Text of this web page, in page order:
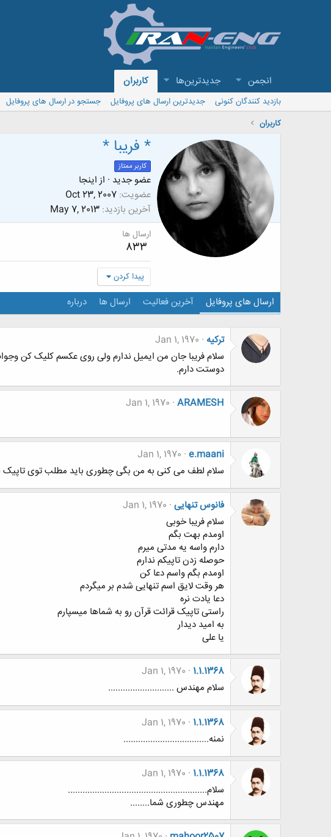
انجمن جدیدترین‌ها کاربران
بازدید کنندگان کنونی جدیدترین ارسال های پروفایل
جستجو در ارسال های پروفایل
کاربران
* فریبا *
کاربر ممتاز
عضو جدید · از اینجا
عضویت Oct 23, 2007
آخرین بازدید May 7, 2013
ارسال ها
833
پیدا کردن
ارسال های پروفایل آخرین فعالیت ارسال ها درباره
ترکیه Jan 1, 1970
سلام فریبا جان من ایمیل ندارم ولی روی عکسم کلیک کن
دوستت دارم.
ARAMESH
Jan 1, 1970
e.maani
Jan 1, 1970
سلام لطف می کنی به من بگی چطوری باید مطلب توی تاپیک
فانوس تنهایی Jan 1, 1970
سلام فریبا خوبی
اومدم بهت بگم
دارم واسه یه مدتی میرم
حوصله زدن تاپیکم ندارم
اومدم بگم واسم دعا کن
هر وقت لایق اسم تنهایی شدم بر میگردم
دعا یادت نره
راستی تاپیک قرائت قرآن رو به شماها میسپارم
به امید دیدار
یا علی
1.1.1368
Jan 1, 1970
سلام مهندس ...........................
1.1.1368
Jan 1, 1970
نمنه...................................
1.1.1368
Jan 1, 1970
سلام.........................................................
مهندس چطوری شما........